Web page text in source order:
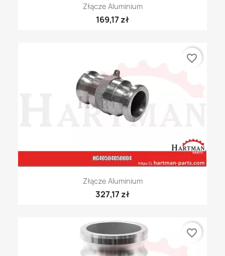
Złącze Aluminium
169,17 zł
Złącze Aluminium
327,17 zł
favorite_border
favorite_border